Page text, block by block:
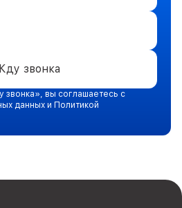
звонка
вы соглашаетесь с
данных и Политикой